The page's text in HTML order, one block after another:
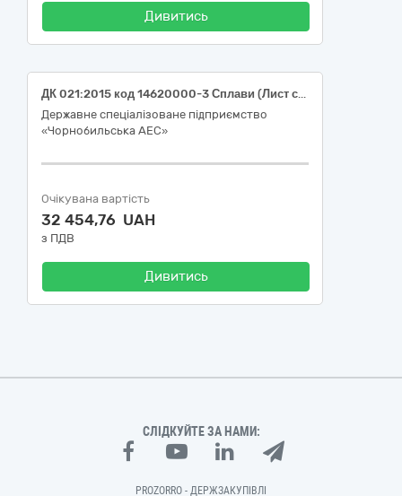
Дивитись
ДК 021:2015 код 14620000-3 Сплави (Лист сталевий)
Державне спеціалізоване підприємство
«Чорнобильська АЕС»
Очікувана вартість
32 454,76 UAH
з ПДВ
Дивитись
СЛІДКУЙТЕ ЗА НАМИ:
PROZORRO - ДЕРЖЗАКУПІВЛІ